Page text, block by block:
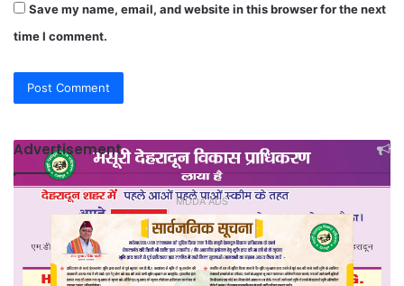
Save my name, email, and website in this browser for the next
time I comment.
Advertisement
MDDA ADS